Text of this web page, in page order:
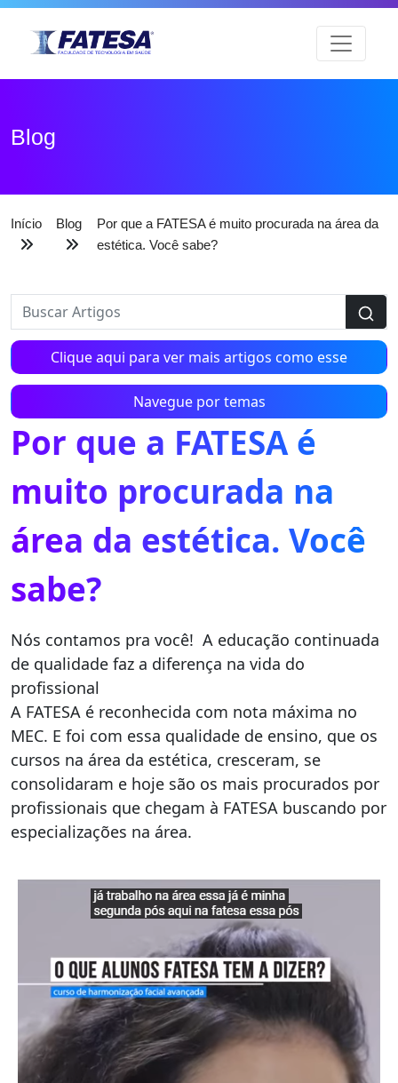
Blog
Início Blog
Por que a FATESA é muito procurada na área da
estética. Você sabe?
Clique aqui para ver mais artigos como esse
Navegue por temas
Por que a FATESA é
muito procurada na
área da estética. Você
sabe?
Nós contamos pra você! A educação continuada
de qualidade faz a diferença na vida do
profissional
A FATESA é reconhecida com nota máxima no
MEC. E foi com essa qualidade de ensino, que os
cursos na área da estética, cresceram, se
consolidaram e hoje são os mais procurados por
profissionais que chegam à FATESA buscando por
especializações na área.